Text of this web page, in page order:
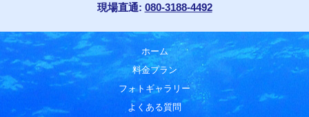
現場直通: 080-3188-4492
ホーム
料金プラン
フォトギャラリー
よくある質問